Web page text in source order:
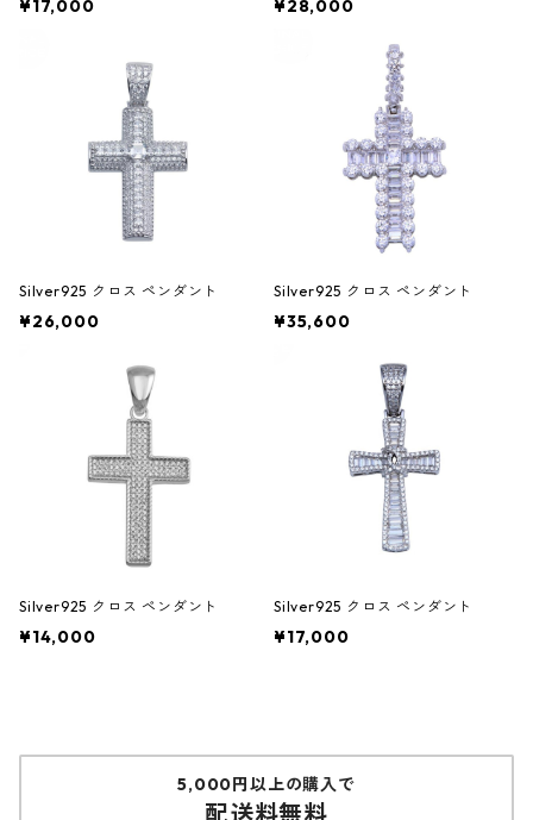
¥17,000 ¥28,000
Silver925 クロス ペンダント
¥26,000
Silver925 クロス ペンダント
¥35,600
Silver925 クロス ペンダント
¥14,000
Silver925 クロス ペンダント
¥17,000
5,000円以上の購入で
配送料無料